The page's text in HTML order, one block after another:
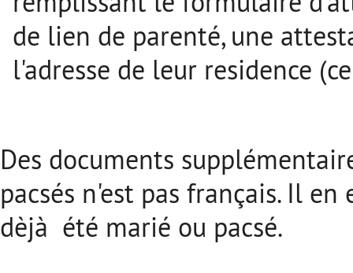
de lien de parenté, une
l'adresse de leur residence
Des documents
pacsés n'est pas français. Il
dèjà été marié ou pacsé.